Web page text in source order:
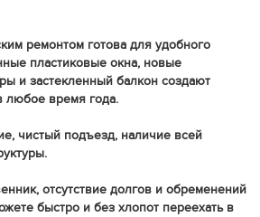
ремонтом готова для удобного
пластиковые окна, новые
и застекленный балкон создают
любое время года.
чистый подъезд, наличие всей
отсутствие долгов и обременений
быстро и без хлопот переехать в